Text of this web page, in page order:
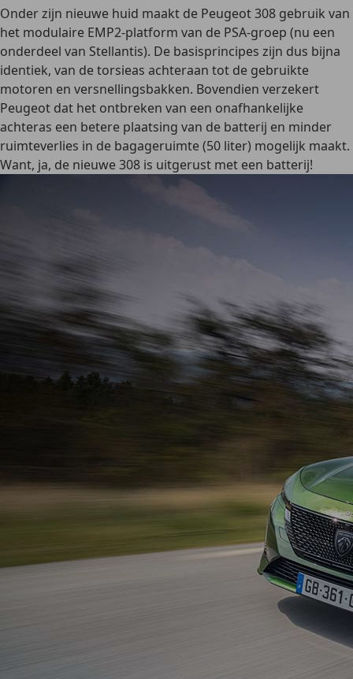
Onder zijn nieuwe huid maakt de Peugeot 308 gebruik van
het modulaire EMP2-platform van de PSA-groep (nu een
onderdeel van Stellantis). De basisprincipes zijn dus bijna
identiek, van de torsieas achteraan tot de gebruikte
motoren en versnellingsbakken. Bovendien verzekert
Peugeot dat het ontbreken van een onafhankelijke
achteras een betere plaatsing van de batterij en minder
ruimteverlies in de bagageruimte (50 liter) mogelijk maakt.
Want, ja, de nieuwe 308 is uitgerust met een batterij!